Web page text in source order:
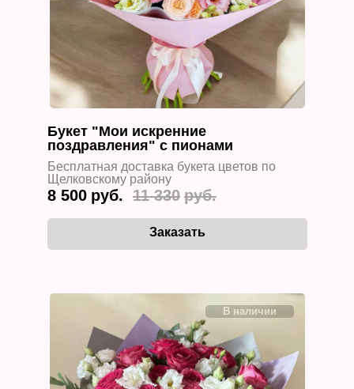
Букет "Мои искренние
поздравления" с пионами
Бесплатная доставка букета цветов по
Щелковскому району
8 500 11 330